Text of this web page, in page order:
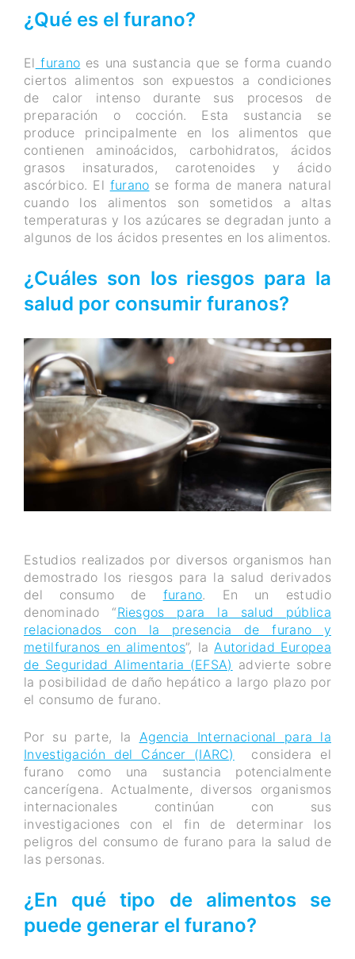
¿Qué es el furano?
El furano es una sustancia que se forma cuando
ciertos alimentos son expuestos a condiciones
de calor intenso durante sus procesos de
preparación o cocción. Esta sustancia se
produce principalmente en los alimentos que
contienen aminoácidos, carbohidratos, ácidos
grasos insaturados, carotenoides y ácido
ascórbico. El furano se forma de manera natural
cuando los alimentos son sometidos a altas
temperaturas y los azúcares se degradan junto a
algunos de los ácidos presentes en los alimentos.
¿Cuáles son los riesgos para la
salud por consumir furanos?
Estudios realizados por diversos organismos han
demostrado los riesgos para la salud derivados
del consumo de furano. En un estudio
denominado “Riesgos para la salud pública
relacionados con la presencia de furano y
metilfuranos en alimentos”, la Autoridad Europea
de Seguridad Alimentaria (EFSA) advierte sobre
la posibilidad de daño hepático a largo plazo por
el consumo de furano.
Por su parte, la Agencia Internacional para la
Investigación del Cáncer (IARC)
considera el
furano como una sustancia potencialmente
cancerígena. Actualmente, diversos organismos
internacionales continúan con sus
investigaciones con el fin de determinar los
peligros del consumo de furano para la salud de
las personas.
¿En qué tipo de alimentos se
puede generar el furano?